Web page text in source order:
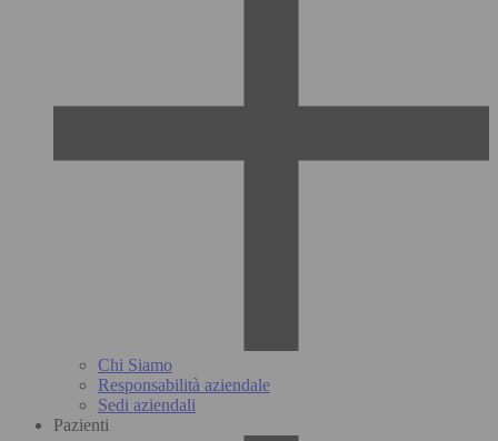
Chi Siamo
Responsabilità aziendale
Sedi aziendali
Pazienti